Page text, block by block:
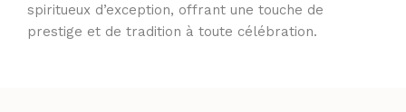
spiritueux d’exception, offrant une touche de
prestige et de tradition à toute célébration.